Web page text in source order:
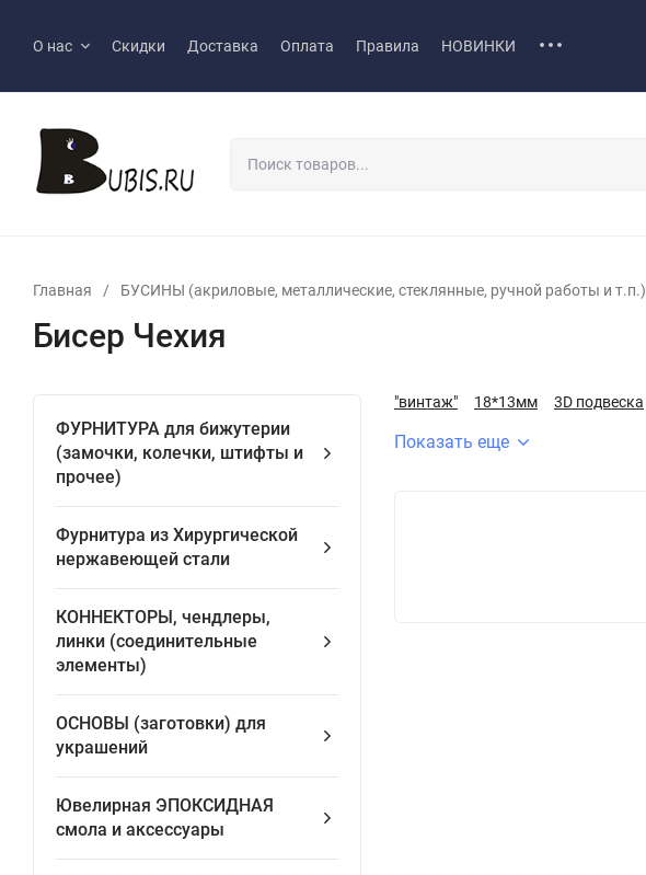
О нас Скидки Доставка Оплата Правила НОВИНКИ
Главная / БУСИНЫ (акриловые, металлические, стеклянные, ручной работы и т.п.)
Бисер Чехия
ФУРНИТУРА для бижутерии
(замочки, колечки, штифты и
прочее)
Фурнитура из Хирургической
нержавеющей стали
КОННЕКТОРЫ, чендлеры,
линки (соединительные
элементы)
ОСНОВЫ (заготовки) для
украшений
Ювелирная ЭПОКСИДНАЯ
смола и аксессуары
"винтаж" 18*13мм 3D подвеска
Показать еще